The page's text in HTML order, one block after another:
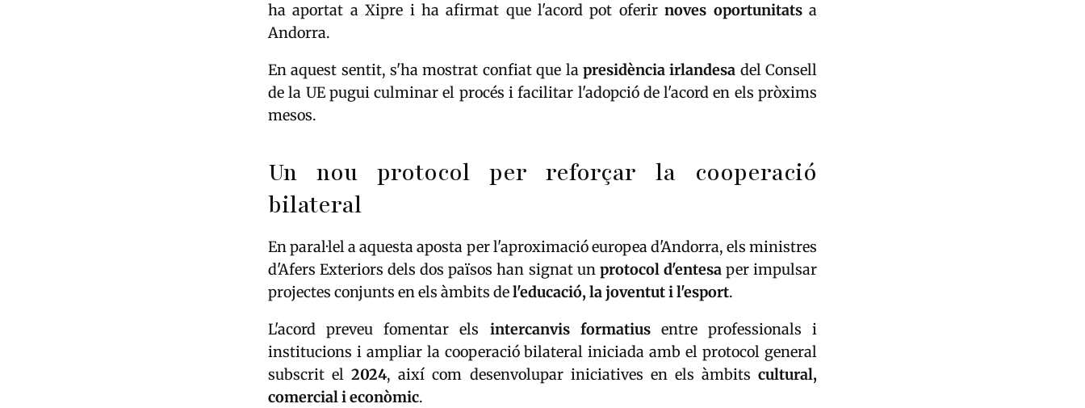
ha aportat a Xipre i ha afirmat que l'acord pot oferirnoves oportunitatsa
Andorra.
En aquest sentit, s'ha mostrat confiat que la presidència irlandesa del Consell
de la UE pugui culminar el procés i facilitar l'adopció de l'acord en els pròxims
mesos.
Un nou protocol per reforçar la cooperació
bilateral
En paral·lel a aquesta aposta per l'aproximació europea d'Andorra, els ministres
d'Afers Exteriors dels dos països han signat un protocol d'entesaper impulsar
projectes conjunts en els àmbits del'educació, la joventut i l'esport.
L'acord preveu fomentar els intercanvis formatiusentre professionals i
institucions i ampliar la cooperació bilateral iniciada amb el protocol general
subscrit el2024, així com desenvolupar iniciatives en els àmbitscultural,
comercial i econòmic.